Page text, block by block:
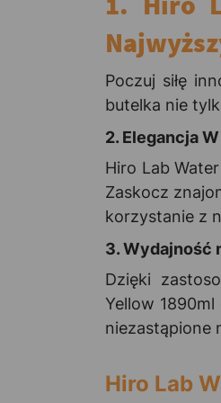
Poczuj siłę
butelka nie
2. Elegancja
Hiro Lab
Zaskocz
korzystanie z
3. Wydajność
Dzięki
Yellow
niezastąpione
Hiro Lab